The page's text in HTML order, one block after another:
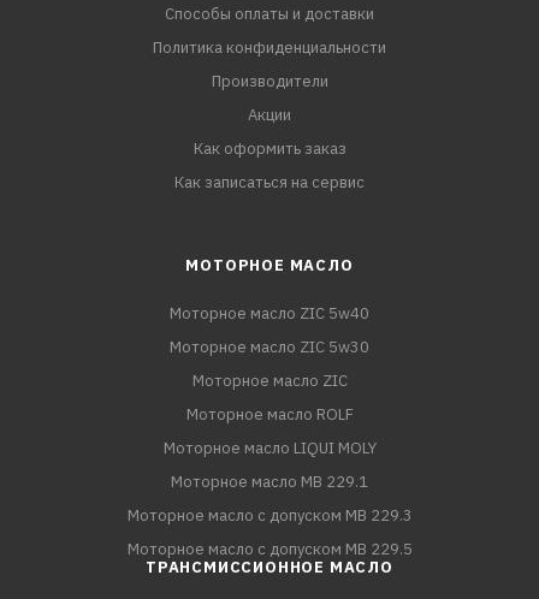
Способы оплаты и доставки
Политика конфиденциальности
Производители
Акции
Как оформить заказ
Как записаться на сервис
МОТОРНОЕ МАСЛО
Моторное масло ZIC 5w40
Моторное масло ZIC 5w30
Моторное масло ZIC
Моторное масло ROLF
Моторное масло LIQUI MOLY
Моторное масло MB 229.1
Моторное масло с допуском MB 229.3
Моторное масло с допуском MB 229.5
ТРАНСМИССИОННОЕ МАСЛО